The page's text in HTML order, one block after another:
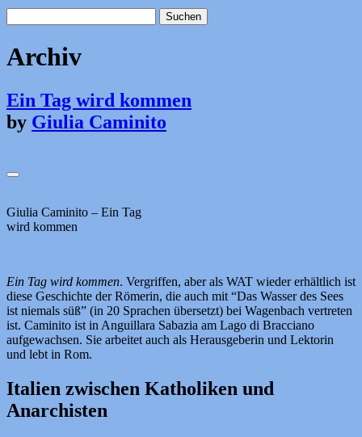
nach:
Archiv
Ein Tag wird kommen
by Giulia Caminito
Giulia Caminito – Ein Tag
wird kommen
Ein Tag wird kommen. Vergriffen, aber als WAT wieder erhältlich ist
diese Geschichte der Römerin, die auch mit “Das Wasser des Sees
ist niemals süß” (in 20 Sprachen übersetzt) bei Wagenbach vertreten
ist. Caminito ist in Anguillara Sabazia am Lago di Bracciano
aufgewachsen. Sie arbeitet auch als Herausgeberin und Lektorin
und lebt in Rom.
Italien zwischen Katholiken und
Anarchisten